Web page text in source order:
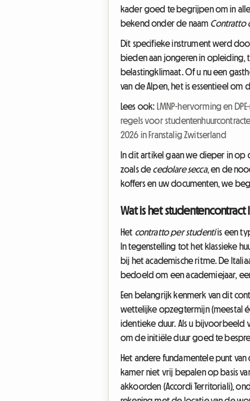
kader goed te begrijpen om in
bekend onder de naam Contratto
Dit specifieke instrument werd
bieden aan jongeren in opleiding,
belastingklimaat. Of u nu een
van de Alpen, het is essentieel om
Lees ook: LMNP-hervorming en
regels voor
2026 in Franstalig Zwitserland
In dit artikel gaan we dieper in op
zoals decedolare secca, en de
koffers en uw documenten, we
Wat is het studentencontract
Het contratto per studentiis een
In tegenstelling tot het klassieke
bij het academische ritme. De
bedoeld om een academiejaar,
Een belangrijk kenmerk van dit
wettelijke opzegtermijn (meestal
identieke duur. Als u bijvoorbeeld
om de initiële duur goed te
Het andere fundamentele punt
kamer niet vrij bepalen op basis
akkoorden (Accordi Territoriali),